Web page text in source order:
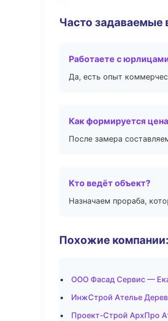
Часто задаваемые
Работаете с
Да, есть опыт
Как формируется
После замера
Кто ведёт объект?
Назначаем прораба,
Похожие
ООО Фасад Сервис —
ИнжСтрой Ателье
Проект-Строй АрхПро